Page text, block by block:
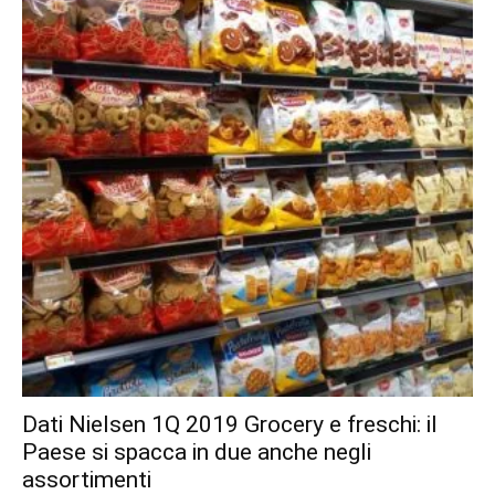
Dati Nielsen 1Q 2019 Grocery e freschi: il
Paese si spacca in due anche negli
assortimenti